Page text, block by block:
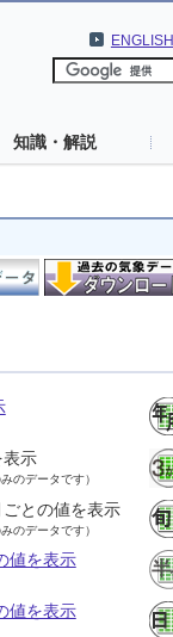
ENGLISH
知識・解説
表示
のデータです）
との値を表示
のデータです）
値を表示
値を表示